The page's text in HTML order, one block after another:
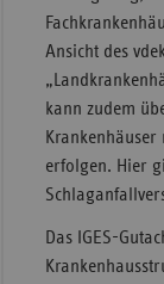
Ansicht des
kann zudem
erfolgen. Hier
Das IGES-